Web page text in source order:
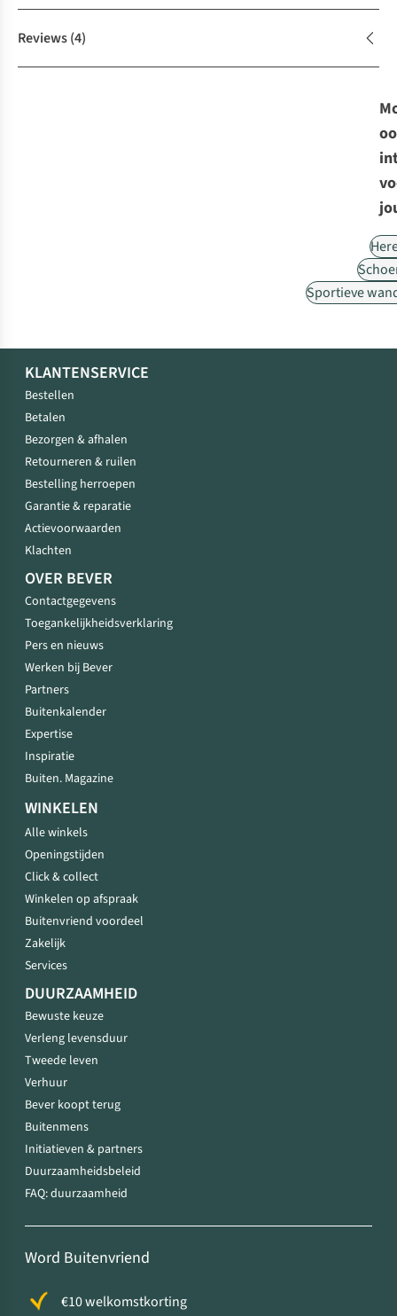
Reviews(4)
Sportieve
KLANTENSERVICE
Bestellen
Betalen
Bezorgen & afhalen
Retourneren & ruilen
Bestelling herroepen
Garantie & reparatie
Actievoorwaarden
Klachten
OVER BEVER
Contactgegevens
Toegankelijkheidsverklaring
Pers en nieuws
Werken bij Bever
Partners
Buitenkalender
Expertise
Inspiratie
Buiten. Magazine
WINKELEN
Alle winkels
Openingstijden
Click & collect
Winkelen op afspraak
Buitenvriend voordeel
Zakelijk
Services
DUURZAAMHEID
Bewuste keuze
Verleng levensduur
Tweede leven
Verhuur
Bever koopt terug
Buitenmens
Initiatieven & partners
Duurzaamheidsbeleid
FAQ: duurzaamheid
Word Buitenvriend
€10 welkomstkorting